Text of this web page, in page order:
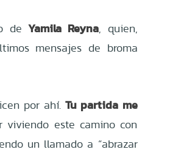
de Yamila Reyna, quien,
mensajes de broma
por ahí. Tu partida me
viviendo este camino con
un llamado a “abrazar